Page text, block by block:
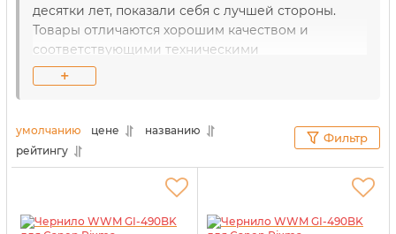
десятки лет, показали себя с лучшей стороны.
Товары отличаются хорошим качеством и
соответствующими техническими
характеристиками. В течение длительного
использования рабочие детали как принтеров,
состоянии. Поэтому, чтобы печатать на
профессиональном уровне, не нужно платить
большие деньги.
+
умолчанию цене
названию
рейтингу
Фильтр